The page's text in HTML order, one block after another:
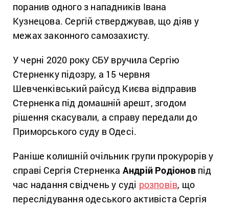
поранив одного з нападників Івана
Кузнецова. Сергій стверджував, що діяв у
межах законного самозахисту.
У черні 2020 року СБУ вручила Сергію
Стерненку підозру, а 15 червня
Шевченківський райсуд Києва відправив
Стерненка під домашній арешт, згодом
рішення скасували, а справу передали до
Приморського суду в Одесі.
Раніше колишній очільник групи прокурорів у
справі Сергія Стерненка Андрій Родіоновпід
час надання свідчень у суді розповів, що
переслідування одеського активіста Сергія